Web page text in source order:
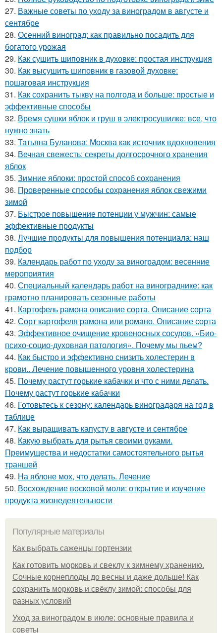
27. Важные советы по уходу за виноградом в августе и
сентябре
28. Осенний виноград: как правильно посадить для
богатого урожая
29. Как сушить шиповник в духовке: простая инструкция
30. Как высушить шиповник в газовой духовке:
пошаговая инструкция
31. Как сохранить тыкву на полгода и больше: простые и
эффективные способы
32. Время сушки яблок и груш в электросушилке: все, что
нужно знать
33. Татьяна Буланова: Москва как источник вдохновения
34. Вечная свежесть: секреты долгосрочного хранения
яблок
35. Зимние яблоки: простой способ сохранения
36. Проверенные способы сохранения яблок свежими
зимой
37. Быстрое повышение потенции у мужчин: самые
эффективные продукты
38. Лучшие продукты для повышения потенциала: наш
подбор
39. Календарь работ по уходу за виноградом: весенние
мероприятия
40. Специальный календарь работ на винограднике: как
грамотно планировать сезонные работы
41. Картофель рамона описание сорта. Описание сорта
42. Сорт картофеля рамона или романо. Описание сорта
43. Эффективное очищение кровеносных сосудов. «Био-
психо-социо-духовная патология». Почему мы пьем?
44. Как быстро и эффективно снизить холестерин в
крови.. Лечение повышенного уровня холестерина
45. Почему растут горькие кабачки и что с ними делать.
Почему растут горькие кабачки
46. Готовьтесь к сезону: календарь виноградаря на год в
таблице
47. Как выращивать капусту в августе и сентябре
48. Какую выбрать для рытья своими руками.
Преимущества и недостатки самостоятельного рытья
траншей
49. На яблоне мох, что делать. Лечение
50. Восхождение восковой моли: открытие и изучение
продукта жизнедеятельности
Популярные материалы
Как выбрать саженцы гортензии
Как готовить морковь и свеклу к зимнему хранению.
Сочные корнеплоды до весны и даже дольше! Как
сохранить морковь и свёклу зимой: способы для
разных условий
Уход за виноградом в июле: основные правила и
советы